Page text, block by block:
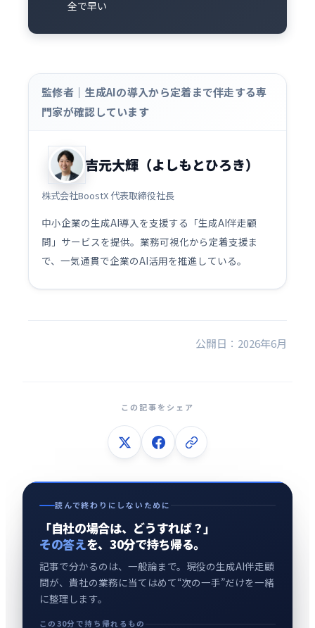
全で早い
監修者｜生成AIの導入から定着まで伴走する専
門家が確認しています
吉元大輝（よしもとひろき）
株式会社BoostX 代表取締役社長
中小企業の生成AI導入を支援する「生成AI伴走顧
問」サービスを提供。業務可視化から定着支援ま
で、一気通貫で企業のAI活用を推進している。
公開日：2026年6月
この記事をシェア
読んで終わりにしないために
「自社の場合は、どうすれば？」
その答えを、30分で持ち帰る。
記事で分かるのは、一般論まで。現役の生成AI伴走顧
問が、貴社の業務に当てはめて“次の一手”だけを一緒
に整理します。
この30分で持ち帰れるもの